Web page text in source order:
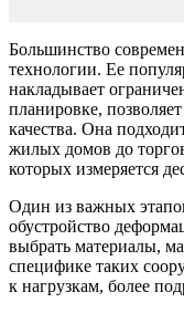
Большинство
технологии. Ее
накладывает
планировке,
качества. Она
жилых домов до
которых измеряется
Один из важных
обустройство
выбрать материалы,
специфике таких
к нагрузкам, более